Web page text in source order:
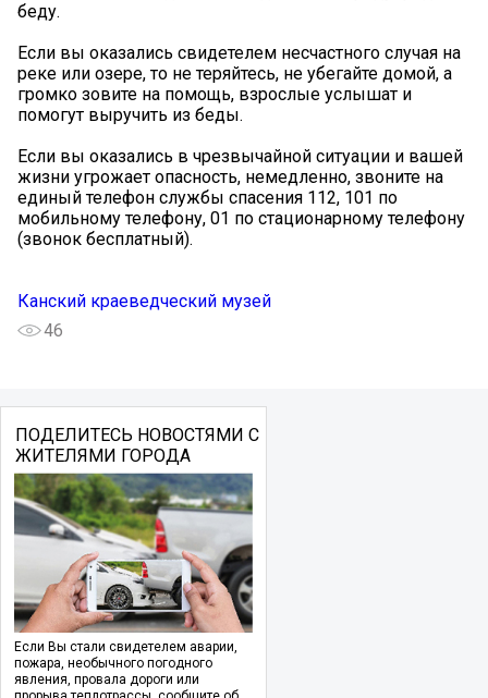
беду.
Если вы оказались свидетелем несчастного случая на
реке или озере, то не теряйтесь, не убегайте домой, а
громко зовите на помощь, взрослые услышат и
помогут выручить из беды.
Если вы оказались в чрезвычайной ситуации и вашей
жизни угрожает опасность, немедленно, звоните на
единый телефон службы спасения 112, 101 по
мобильному телефону, 01 по стационарному телефону
(звонок бесплатный).
Канский краеведческий музей
46
ПОДЕЛИТЕСЬ НОВОСТЯМИ С
ЖИТЕЛЯМИ ГОРОДА
Если Вы стали свидетелем аварии,
пожара, необычного погодного
явления, провала дороги или